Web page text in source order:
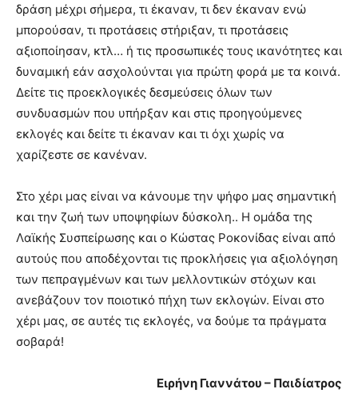
δράση μέχρι σήμερα, τι έκαναν, τι δεν έκαναν ενώ
μπορούσαν, τι προτάσεις στήριξαν, τι προτάσεις
αξιοποίησαν, κτλ… ή τις προσωπικές τους ικανότητες και
δυναμική εάν ασχολούνται για πρώτη φορά με τα κοινά.
Δείτε τις προεκλογικές δεσμεύσεις όλων των
συνδυασμών που υπήρξαν και στις προηγούμενες
εκλογές και δείτε τι έκαναν και τι όχι χωρίς να
χαρίζεστε σε κανέναν.
Στο χέρι μας είναι να κάνουμε την ψήφο μας σημαντική
και την ζωή των υποψηφίων δύσκολη.. Η ομάδα της
Λαϊκής Συσπείρωσης και ο Κώστας Ροκονίδας είναι από
αυτούς που αποδέχονται τις προκλήσεις για αξιολόγηση
των πεπραγμένων και των μελλοντικών στόχων και
ανεβάζουν τον ποιοτικό πήχη των εκλογών. Είναι στο
χέρι μας, σε αυτές τις εκλογές, να δούμε τα πράγματα
σοβαρά!
Ειρήνη Γιαννάτου – Παιδίατρος